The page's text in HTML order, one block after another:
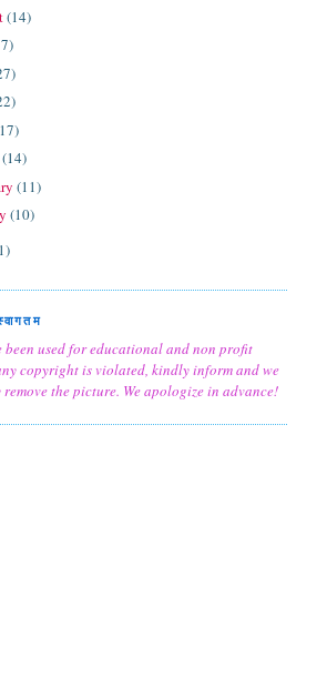
(14)
(14)
(11)
(10)
been used for educational and non profit
copyright is violated, kindly inform and we
the picture. We apologize in advance!